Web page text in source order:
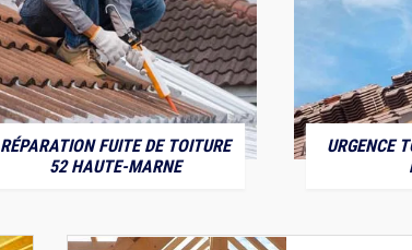
RÉPARATION FUITE DE TOITURE
52 HAUTE-MARNE
URGENCE